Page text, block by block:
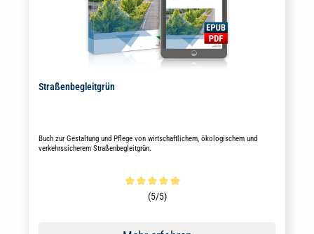
Straßenbegleitgrün
Buch zur Gestaltung und Pflege von wirtschaftlichem, ökologischem und
verkehrssicherem Straßenbegleitgrün.
Durchschnittliche Bewertung von 5 von 5 Sternen
(5/5)